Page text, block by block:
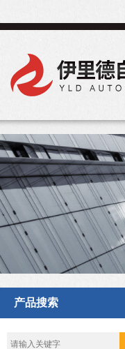
产品搜索